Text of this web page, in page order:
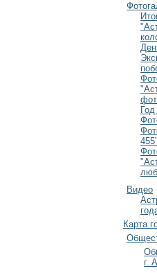
Видео
Карта
г.